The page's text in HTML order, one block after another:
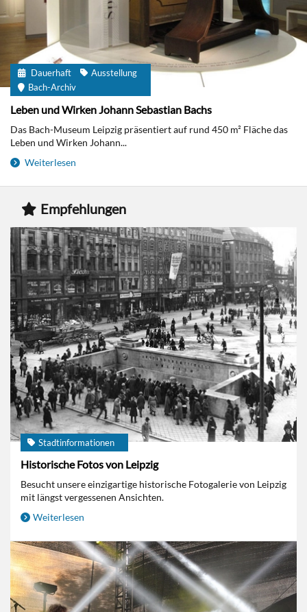
Dauerhaft
Ausstellung
Bach-Archiv
Leben und Wirken Johann Sebastian Bachs
Das Bach-Museum Leipzig präsentiert auf rund 450 m² Fläche das
Leben und Wirken Johann...
Weiterlesen
Empfehlungen
Stadtinformationen
Historische Fotos von Leipzig
Besucht unsere einzigartige historische Fotogalerie von Leipzig
mit längst vergessenen Ansichten.
Weiterlesen